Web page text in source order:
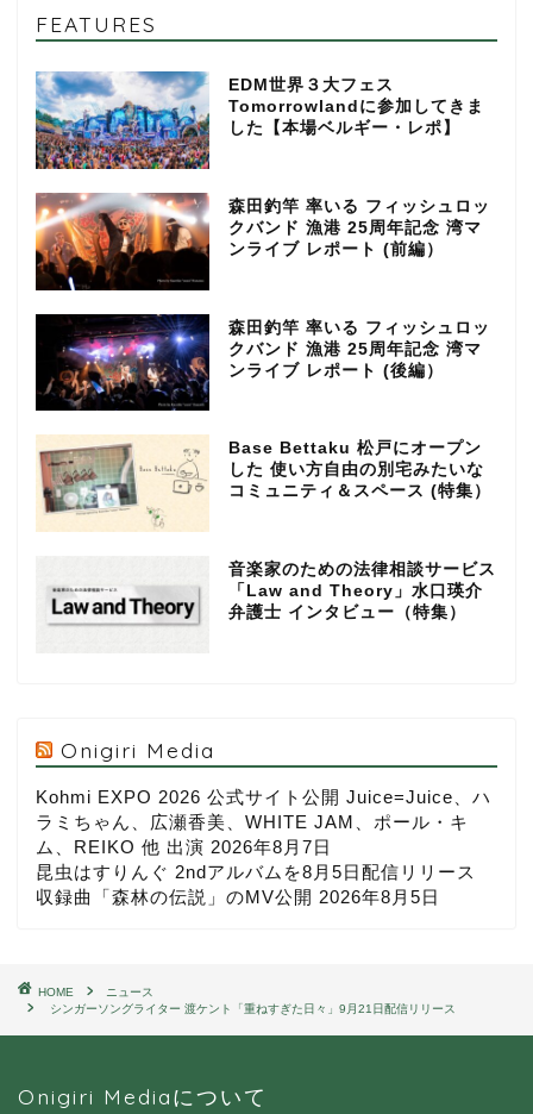
FEATURES
EDM世界３大フェス
Tomorrowlandに参加してきま
した【本場ベルギー・レポ】
森田釣竿 率いる フィッシュロッ
クバンド 漁港 25周年記念 湾マ
ンライブ レポート (前編）
森田釣竿 率いる フィッシュロッ
クバンド 漁港 25周年記念 湾マ
ンライブ レポート (後編）
Base Bettaku 松戸にオープン
した 使い方自由の別宅みたいな
コミュニティ＆スペース (特集）
音楽家のための法律相談サービス
「Law and Theory」水口瑛介
弁護士 インタビュー（特集）
Onigiri Media
Kohmi EXPO 2026 公式サイト公開 Juice=Juice、ハ
ラミちゃん、広瀬香美、WHITE JAM、ポール・キ
ム、REIKO 他 出演 2026年8月7日
昆虫はすりんぐ 2ndアルバムを8月5日配信リリース
収録曲「森林の伝説」のMV公開 2026年8月5日
HOME
ニュース
シンガーソングライター 渡ケント「重ねすぎた日々」9月21日配信リリース
Onigiri Mediaについて